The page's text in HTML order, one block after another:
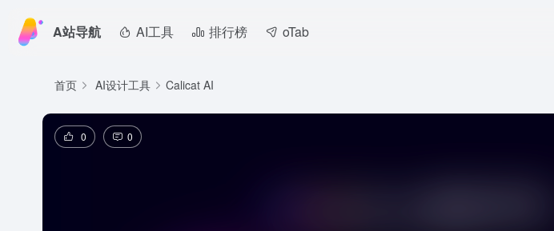
A站导航 AI工具 排行榜 oTab
首页 AI设计工具 Calicat AI
0 0